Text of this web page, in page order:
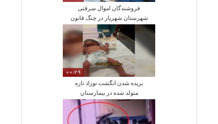
فروشندگان اموال سرقتی
شهرستان شهریار در چنگ قانون
00:29
بریده شدن انگشت نوزاد تازه
متولد شده در بیمارستان
خصوصی